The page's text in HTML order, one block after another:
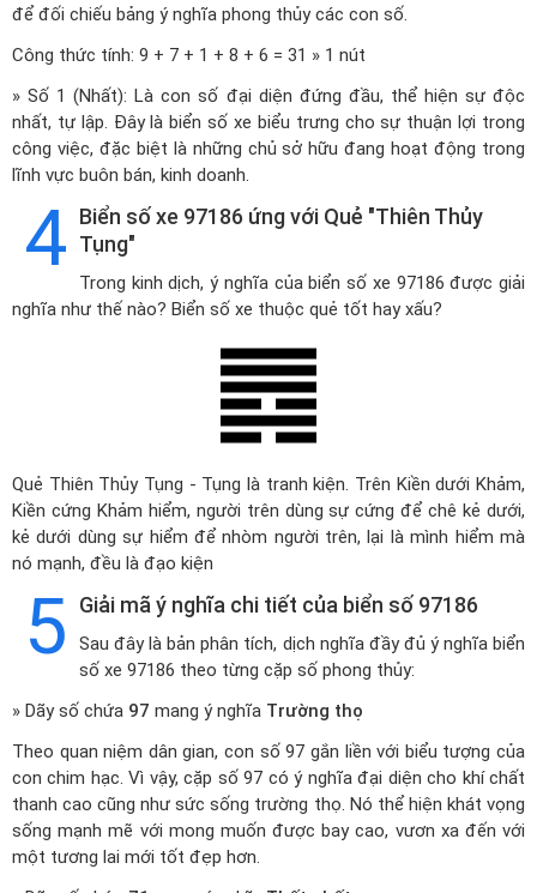
để đối chiếu bảng ý nghĩa phong thủy các con số.
Công thức tính: 9 + 7 + 1 + 8 + 6 = 31 » 1 nút
» Số 1 (Nhất): Là con số đại diện đứng đầu, thể hiện sự độc
nhất, tự lập. Đây là biển số xe biểu trưng cho sự thuận lợi trong
công việc, đặc biệt là những chủ sở hữu đang hoạt động trong
lĩnh vực buôn bán, kinh doanh.
4 Biển số xe 97186 ứng với Quẻ "Thiên Thủy
Tụng"
Trong kinh dịch, ý nghĩa của biển số xe 97186 được giải
nghĩa như thế nào? Biển số xe thuộc quẻ tốt hay xấu?
Quẻ Thiên Thủy Tụng - Tụng là tranh kiện. Trên Kiền dưới Khảm,
Kiền cứng Khảm hiểm, người trên dùng sự cứng để chê kẻ dưới,
kẻ dưới dùng sự hiểm để nhòm người trên, lại là mình hiểm mà
nó mạnh, đều là đạo kiện
5 Giải mã ý nghĩa chi tiết của biển số 97186
Sau đây là bản phân tích, dịch nghĩa đầy đủ ý nghĩa biển
số xe 97186 theo từng cặp số phong thủy:
» Dãy số chứa 97 mang ý nghĩa Trường thọ
Theo quan niệm dân gian, con số 97 gắn liền với biểu tượng của
con chim hạc. Vì vậy, cặp số 97 có ý nghĩa đại diện cho khí chất
thanh cao cũng như sức sống trường thọ. Nó thể hiện khát vọng
sống mạnh mẽ với mong muốn được bay cao, vươn xa đến với
một tương lai mới tốt đẹp hơn.